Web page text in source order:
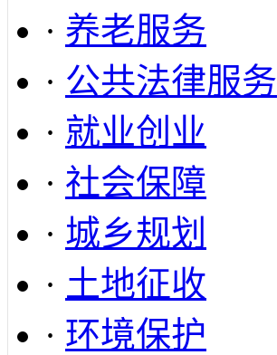
· 养老服务
· 公共法律服务
· 就业创业
· 社会保障
· 城乡规划
· 土地征收
· 环境保护